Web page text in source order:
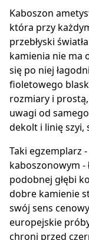
Kaboszon
która przy
przebłyski
kamienia nie ma
się po niej
fioletowego
rozmiary i
uwagi od
dekolt i linię szyi,
Taki egzemplarz
kaboszonowym -
podobnej głębi
dobre kamienie
swój sens
europejskie
chroni przed